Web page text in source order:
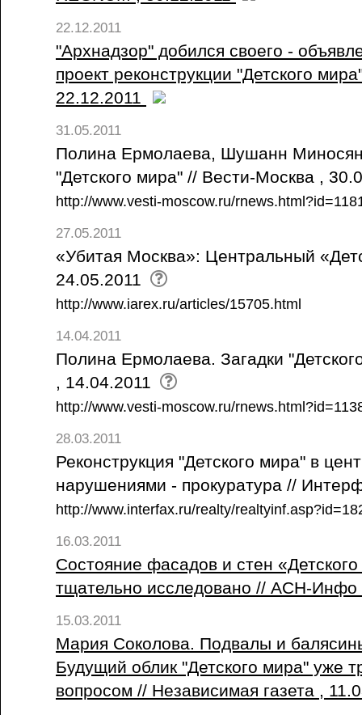
22.12.2011
"Архнадзор" добился своего -
проект реконструкции "Детского
22.12.2011
31.05.2011
Полина Ермолаева, Шушанн
"Детского мира" // Вести-Москва ,
http://www.vesti-moscow.ru/
27.05.2011
«Убитая Москва»: Центральный
24.05.2011
http://www.iarex.ru/articles/15705.html
14.04.2011
Полина Ермолаева. Загадки
, 14.04.2011
http://www.vesti-moscow.ru/
28.03.2011
Реконструкция "Детского мира" в
нарушениями - прокуратура //
http://www.interfax.ru/realty/
16.03.2011
Состояние фасадов и стен
тщательно исследовано // АСН-
15.03.2011
Мария Соколова. Подвалы и
Будущий облик "Детского мира" уже
вопросом // Независимая газета ,